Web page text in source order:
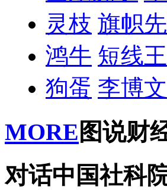
灵枝 旗帜
鸿牛 短线王
狗蛋 李博文
MORE 图说财
对话中国社科